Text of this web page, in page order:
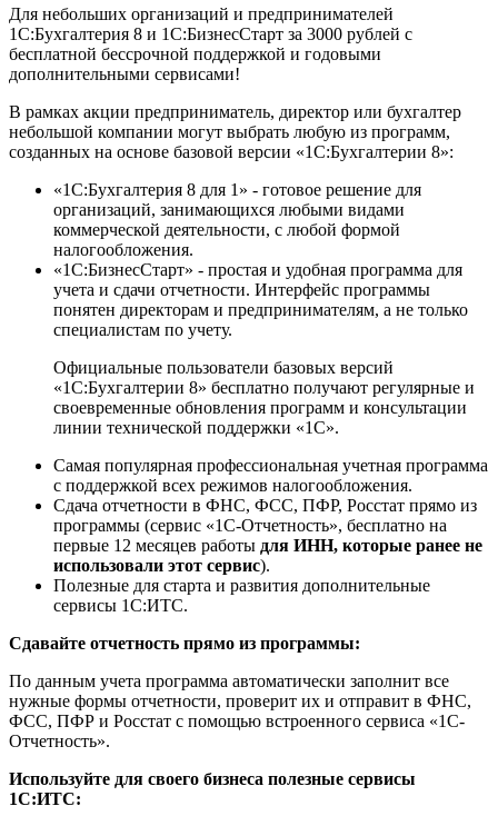
Для небольших организаций и предпринимателей
1С:Бухгалтерия 8 и 1С:БизнесСтарт за 3000 рублей с
бесплатной бессрочной поддержкой и годовыми
дополнительными сервисами!
В рамках акции предприниматель, директор или бухгалтер
небольшой компании могут выбрать любую из программ,
созданных на основе базовой версии «1С:Бухгалтерии 8»:
«1С:Бухгалтерия 8 для 1» - готовое решение для
организаций, занимающихся любыми видами
коммерческой деятельности, с любой формой
налогообложения.
«1С:БизнесСтарт» - простая и удобная программа для
учета и сдачи отчетности. Интерфейс программы
понятен директорам и предпринимателям, а не только
специалистам по учету.
Официальные пользователи базовых версий
«1С:Бухгалтерии 8» бесплатно получают регулярные и
своевременные обновления программ и консультации
линии технической поддержки «1С».
Самая популярная профессиональная учетная программа
с поддержкой всех режимов налогообложения.
Сдача отчетности в ФНС, ФСС, ПФР, Росстат прямо из
программы (сервис «1С-Отчетность», бесплатно на
первые 12 месяцев работы для ИНН, которые ранее не
использовали этот сервис).
Полезные для старта и развития дополнительные
сервисы 1С:ИТС.
Сдавайте отчетность прямо из программы:
По данным учета программа автоматически заполнит все
нужные формы отчетности, проверит их и отправит в ФНС,
ФСС, ПФР и Росстат с помощью встроенного сервиса «1С-
Отчетность».
Используйте для своего бизнеса полезные сервисы
1С:ИТС: